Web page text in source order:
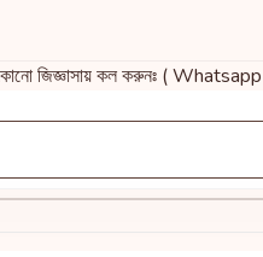
জিজ্ঞাসায় কল করুনঃ (